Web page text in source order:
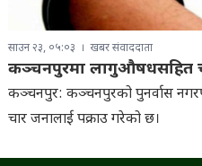
कञ्चनपुरमा लागुऔषधसहित
कञ्चनपुर: कञ्चनपुरको पुनर्वास
चार जनालाई पक्राउ गरेको छ।